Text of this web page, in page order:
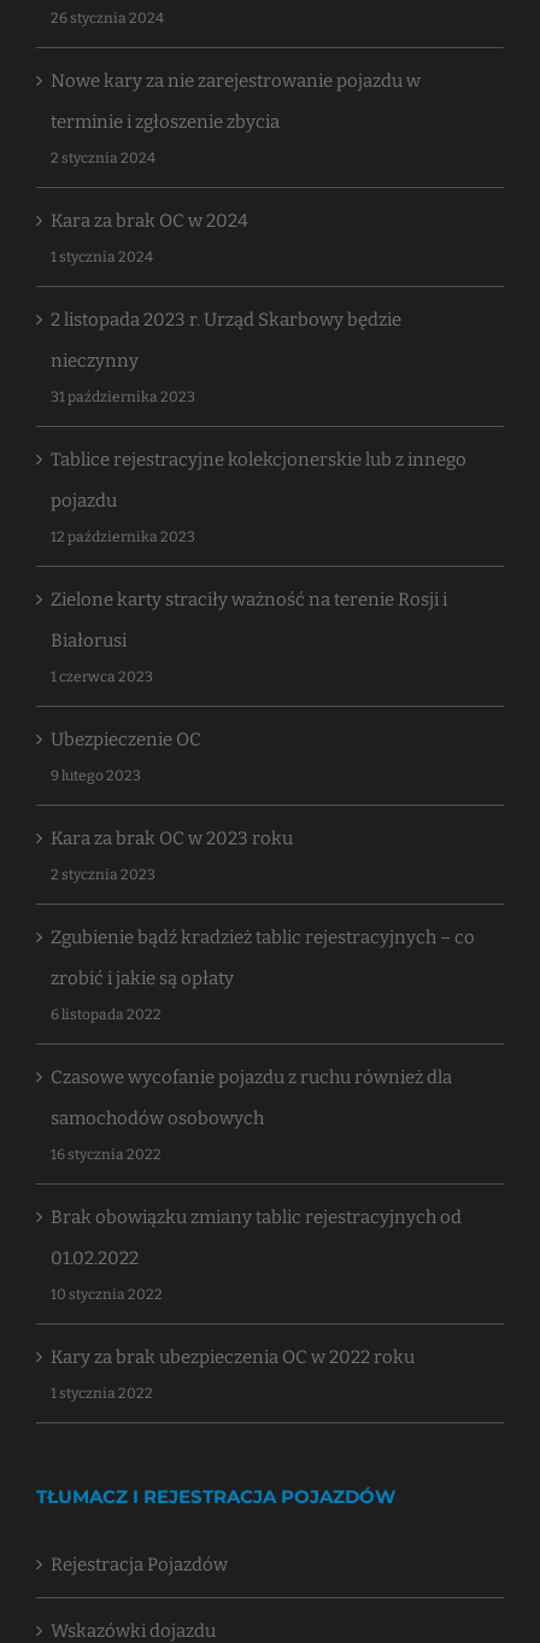
26 stycznia 2024
Nowe kary za nie zarejestrowanie pojazdu w
terminie i zgłoszenie zbycia
2 stycznia 2024
Kara za brak OC w 2024
1 stycznia 2024
2 listopada 2023 r. Urząd Skarbowy będzie
nieczynny
31 października 2023
Tablice rejestracyjne kolekcjonerskie lub z innego
pojazdu
12 października 2023
Zielone karty straciły ważność na terenie Rosji i
Białorusi
1 czerwca 2023
Ubezpieczenie OC
9 lutego 2023
Kara za brak OC w 2023 roku
2 stycznia 2023
Zgubienie bądź kradzież tablic rejestracyjnych – co
zrobić i jakie są opłaty
6 listopada 2022
Czasowe wycofanie pojazdu z ruchu również dla
samochodów osobowych
16 stycznia 2022
Brak obowiązku zmiany tablic rejestracyjnych od
01.02.2022
10 stycznia 2022
Kary za brak ubezpieczenia OC w 2022 roku
1 stycznia 2022
TŁUMACZ I REJESTRACJA POJAZDÓW
Rejestracja Pojazdów
Wskazówki dojazdu